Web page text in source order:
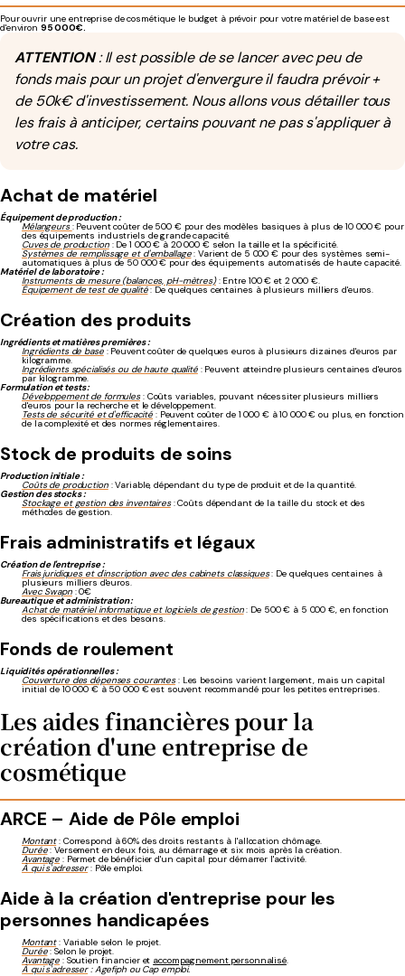
Pour ouvrir une entreprise de cosmétique le budget à prévoir pour votre matériel de base est
d'environ 95 000€.
ATTENTION: Il est possible de se lancer avec peu de
fonds mais pour un projet d'envergure il faudra prévoir +
de 50k€ d'investissement. Nous allons vous détailler tous
les frais à anticiper, certains pouvant ne pas s'appliquer à
votre cas.
Achat de matériel
Équipement de production :
Mélangeurs: Peuvent coûter de 500 € pour des modèles basiques à plus de 10 000 € pour
des équipements industriels de grande capacité.
Cuves de production: De 1 000 € à 20 000 € selon la taille et la spécificité.
Systèmes de remplissage et d'emballage: Varient de 5 000 € pour des systèmes semi-
automatiques à plus de 50 000 € pour des équipements automatisés de haute capacité.
Matériel de laboratoire :
Instruments de mesure (balances, pH-mètres): Entre 100 € et 2 000 €.
Équipement de test de qualité: De quelques centaines à plusieurs milliers d'euros.
Création des produits
Ingrédients et matières premières :
Ingrédients de base: Peuvent coûter de quelques euros à plusieurs dizaines d'euros par
kilogramme.
Ingrédients spécialisés ou de haute qualité: Peuvent atteindre plusieurs centaines d'euros
par kilogramme.
Formulation et tests :
Développement de formules: Coûts variables, pouvant nécessiter plusieurs milliers
d'euros pour la recherche et le développement.
Tests de sécurité et d'efficacité : Peuvent coûter de 1 000 € à 10 000 € ou plus, en fonction
de la complexité et des normes réglementaires.
Stock de produits de soins
Production initiale :
Coûts de production: Variable, dépendant du type de produit et de la quantité.
Gestion des stocks :
Stockage et gestion des inventaires: Coûts dépendant de la taille du stock et des
méthodes de gestion.
Frais administratifs et légaux
Création de l'entreprise :
Frais juridiques et d'inscription avec des cabinets classiques: De quelques centaines à
plusieurs milliers d'euros.
Avec Swapn: 0€
Bureautique et administration :
Achat de matériel informatique et logiciels de gestion: De 500 € à 5 000 €, en fonction
des spécifications et des besoins.
Fonds de roulement
Liquidités opérationnelles :
Couverture des dépenses courantes: Les besoins varient largement, mais un capital
initial de 10 000 € à 50 000 € est souvent recommandé pour les petites entreprises.
Les aides financières pour la
création d'une entreprise de
cosmétique
ARCE – Aide de Pôle emploi
Montant : Correspond à 60% des droits restants à l'allocation chômage.
Durée: Versement en deux fois, au démarrage et six mois après la création.
Avantage : Permet de bénéficier d'un capital pour démarrer l'activité.
À qui s'adresser: Pôle emploi.
Aide à la création d'entreprise pour les
personnes handicapées
Montant: Variable selon le projet.
Durée: Selon le projet.
Avantage : Soutien financier et accompagnement personnalisé.
À qui s'adresser: Agefiph ou Cap emploi.